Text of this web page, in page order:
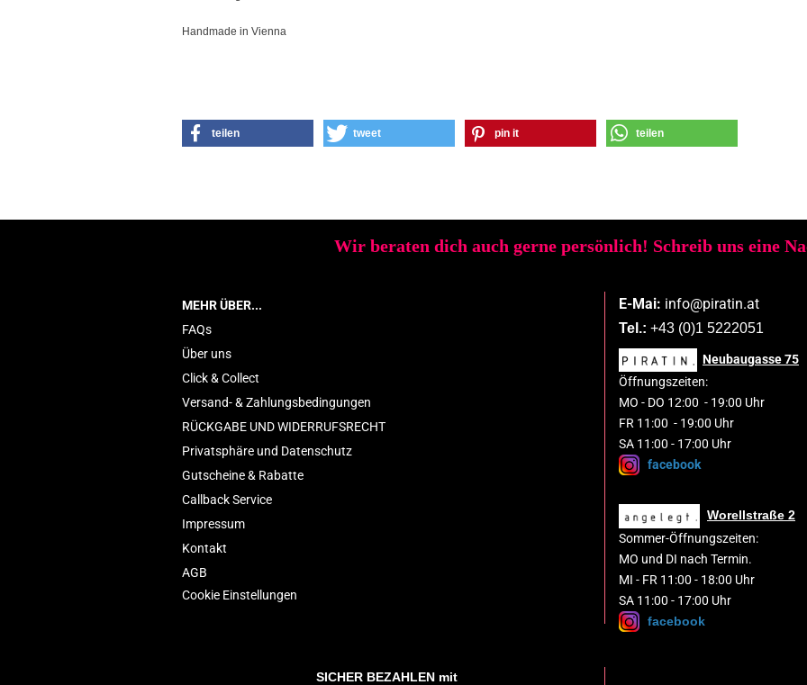
Handmade in Vienna
teilen tweet pin it teilen
Wir beraten dich auch gerne persönlich! Schreib uns eine
MEHR ÜBER...
FAQs
Über uns
Click & Collect
Versand- & Zahlungsbedingungen
RÜCKGABE UND WIDERRUFSRECHT
Privatsphäre und Datenschutz
Gutscheine & Rabatte
Callback Service
Impressum
Kontakt
AGB
Cookie Einstellungen
E-Mai: info@piratin.at
Tel.: +43 (0)1 5222051
Neubaugasse75
Öffnungszeiten:
MO - DO 1 2:00 - 19:00 Uhr
FR 11:00 - 19:00 Uhr
SA 11:00 - 17:00 Uhr
facebook
Worellstraße 2
Sommer-Öffnungszeiten:
MO und DI nach Termin.
MI - FR 11:00 - 18:00 Uhr
SA 11:00 - 17:00 Uhr
facebook
SICHER BEZAHLENmit